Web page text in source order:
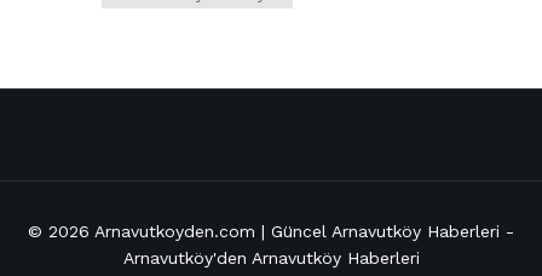
© 2026 Arnavutkoyden.com | Güncel Arnavutköy Haberleri -
Arnavutköy'den Arnavutköy Haberleri